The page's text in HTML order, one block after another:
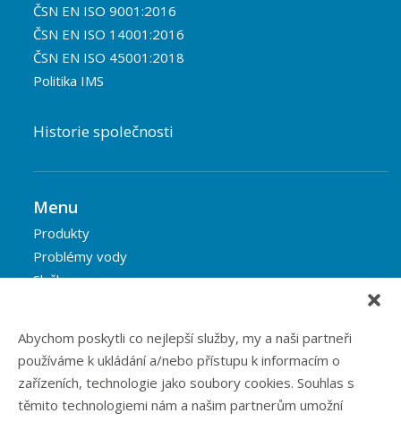
Abychom poskytli co nejlepší služby, my a naši partneři
používáme k ukládání a/nebo přístupu k informacím o
zařízeních, technologie jako soubory cookies. Souhlas s
těmito technologiemi nám a našim partnerům umožní
ČSN EN ISO 9001:2016
ČSN EN ISO 14001:2016
ČSN EN ISO 45001:2018
Politika IMS
Historie společnosti
Menu
Produkty
Problémy vody
Služby
Eshop